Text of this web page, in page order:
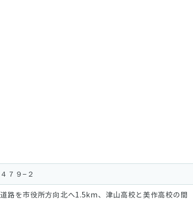
７９−２
路を市役所方向北へ1.5km、津山高校と美作高校の間